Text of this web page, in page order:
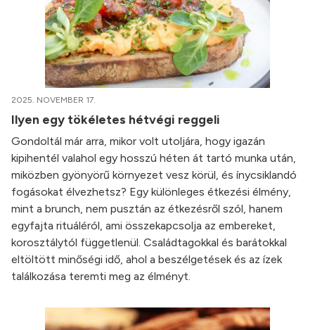
2025. NOVEMBER 17.
Ilyen egy tökéletes hétvégi reggeli
Gondoltál már arra, mikor volt utoljára, hogy igazán
kipihentél valahol egy hosszú héten át tartó munka után,
miközben gyönyörű környezet vesz körül, és ínycsiklandó
fogásokat élvezhetsz? Egy különleges étkezési élmény,
mint a brunch, nem pusztán az étkezésről szól, hanem
egyfajta rituáléról, ami összekapcsolja az embereket,
korosztálytól függetlenül. Családtagokkal és barátokkal
eltöltött minőségi idő, ahol a beszélgetések és az ízek
találkozása teremti meg az élményt.